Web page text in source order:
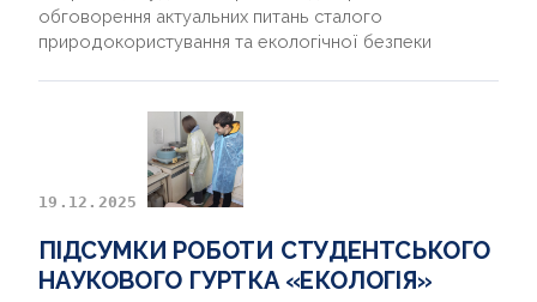
обговорення актуальних питань сталого
природокористування та екологічної безпеки
19.12.2025
ПІДСУМКИ РОБОТИ СТУДЕНТСЬКОГО
НАУКОВОГО ГУРТКА «ЕКОЛОГІЯ»